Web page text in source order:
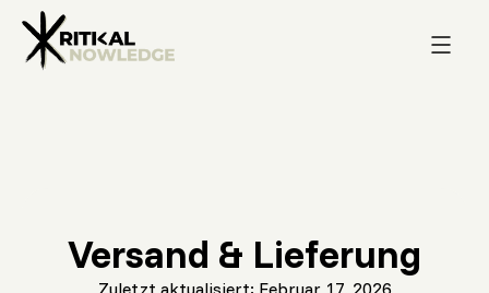
Versand & Lieferung
Zuletzt aktualisiert: Februar 17, 2026